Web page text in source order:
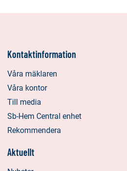
Kontaktinformation
Våra mäklaren
Våra kontor
Till media
Sb-Hem Central enhet
Rekommendera
Aktuellt